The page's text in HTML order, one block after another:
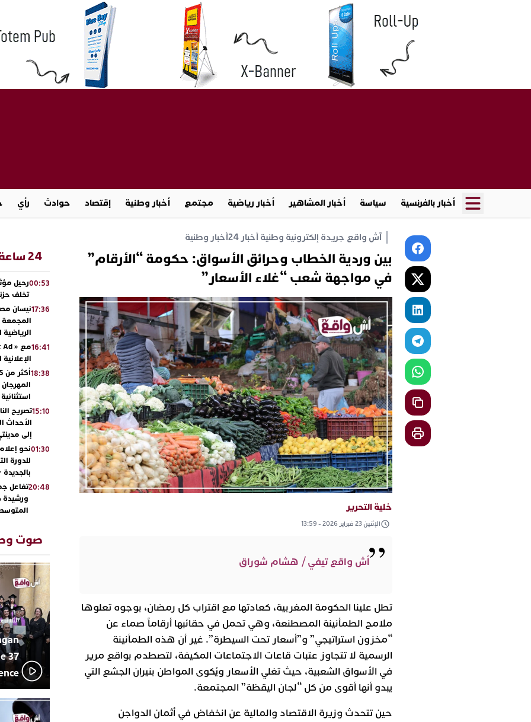
أخبار بالفرنسية سياسة أخبار المشاهير أخبار رياضية مجتمع أخبار وطنية إقتصاد حوادث رأي
آش واقع جريدة إلكترونية وطنية أخبار 24 أخبار وطنية
بين وردية الخطاب وحرائق الأسواق: حكومة “الأرقام”
في مواجهة شعب “غلاء الأسعار”
خلية التحرير
الإثنين 23 فبراير 2026 - 13:59
أش واقع تيفي / هشام شوراق
تطل علينا الحكومة المغربية، كعادتها مع اقتراب كل رمضان، بوجوه تعلوها
ملامح الطمأنينة المصطنعة، وهي تحمل في حقائبها أرقاماً صماء عن
“مخزون استراتيجي” و”أسعار تحت السيطرة”. غير أن هذه الطمأنينة
الرسمية لا تتجاوز عتبات قاعات الاجتماعات المكيفة، لتصطدم بواقع مرير
في الأسواق الشعبية، حيث تغلي الأسعار ويُكوى المواطن بنيران الجشع التي
يبدو أنها أقوى من كل “لجان اليقظة” المجتمعة.
حين تتحدث وزيرة الاقتصاد والمالية عن انخفاض في أثمان الدواجن
24 ساعة
00:53رحيل
تخلف
17:36نيسان
المجمعة
16:41
18:38
استثنائية
15:10تصريح
الأحداث
إلى
01:30نحو
للدورة
20:48تفاعل
ورشيدة
العرش
بن زايد
13:30دنيا
بأداء
19:11 يقظة
مثيرة
بالجديدة
17:27
اتحاد
دورة
23:18ترسيخا
فعاليات
بمركز
صوت
الثلاثاء 10 مارس 2026 -
37